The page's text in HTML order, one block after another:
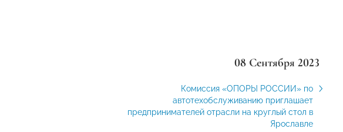
08 Сентября 2023
Комиссия «ОПОРЫ РОССИИ» по
автотехобслуживанию приглашает
предпринимателей отрасли на круглый стол в
Ярославле